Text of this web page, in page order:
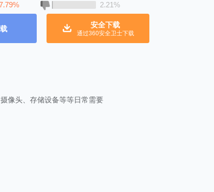
2.21%
安全下载
通过360安全卫士下载
像头、存储设备等等日常需要